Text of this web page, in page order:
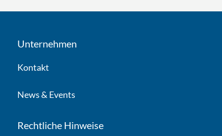
E-Mail*
Unternehmen
Kontakt
News & Events
Rechtliche Hinweise